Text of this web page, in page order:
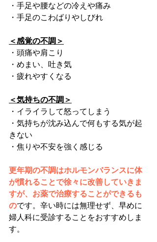
・手足や腰などの冷えや痛み
・手足のこわばりやしびれ
＜感覚の不調＞
・頭痛や肩こり
・めまい、吐き気
・疲れやすくなる
＜気持ちの不調＞
・イライラして怒ってしまう
・気持ちが沈み込んで何もする気が起
きない
・焦りや不安を強く感じる
更年期の不調はホルモンバランスに体
が慣れることで徐々に改善していきま
すが、お薬で治療することができるも
のです。辛い時には無理せず、早めに
婦人科に受診することをおすすめしま
す。